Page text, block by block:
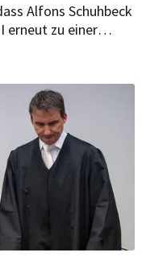
Alfons Schuhbeck
erneut zu einer